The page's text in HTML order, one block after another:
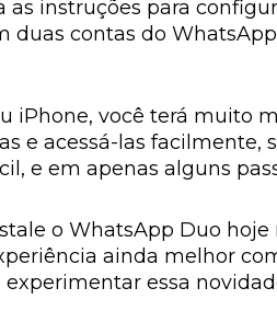
as instruções para
duas contas do
iPhone, você terá muito
e acessá-las
e em apenas alguns
o WhatsApp Duo
ainda melhor
essa